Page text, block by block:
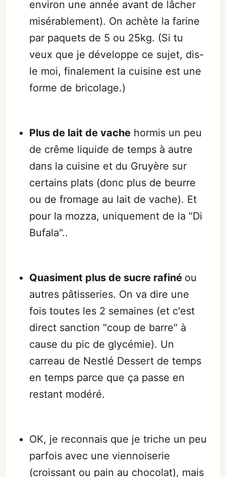
environ une année avant de lâcher
misérablement). On achète la farine
par paquets de 5 ou 25kg. (Si tu
veux que je développe ce sujet, dis-
le moi, finalement la cuisine est une
forme de bricolage.)
Plus de lait de vache hormis un peu
de crême liquide de temps à autre
dans la cuisine et du Gruyère sur
certains plats (donc plus de beurre
ou de fromage au lait de vache). Et
pour la mozza, uniquement de la "Di
Bufala"..
Quasiment plus de sucre rafiné ou
autres pâtisseries. On va dire une
fois toutes les 2 semaines (et c'est
direct sanction "coup de barre" à
cause du pic de glycémie). Un
carreau de Nestlé Dessert de temps
en temps parce que ça passe en
restant modéré.
OK, je reconnais que je triche un peu
parfois avec une viennoiserie
(croissant ou pain au chocolat), mais